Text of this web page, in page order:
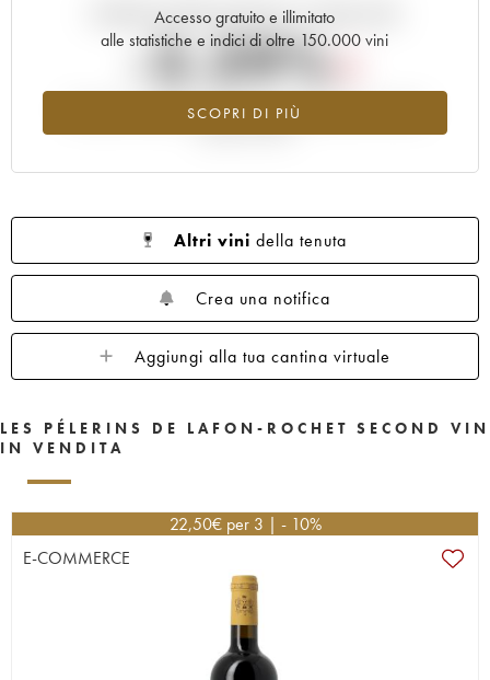
Accesso gratuito e illimitato
alle statistiche e indici di oltre 150.000 vini
SCOPRI DI PIÙ
Andamento della quotazione in tempo reale
-2.29%
Tendenza al ribasso per il valore dell'annata 2005 nel 2026
Altri vini della tenuta
Crea una notifica
Aggiungi alla tua cantina virtuale
LES PÉLERINS DE LAFON-ROCHET SECOND VIN
IN VENDITA
22,50€ per 3 | - 10%
E-COMMERCE